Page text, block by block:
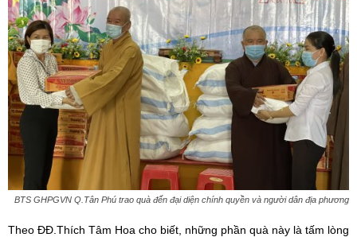
BTS GHPGVN Q.Tân Phú trao quà đến đại diện chính quyền và người dân địa phương
Theo ĐĐ.Thích Tâm Hoa cho biết, những phần quà này là tấm lòng